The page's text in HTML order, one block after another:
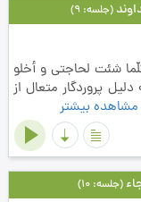
(جلسه: 9)
شئت لحاجتي و أخلو
لأخلف رجائي 1 به چه دليل پروردگار متعال از
مشاهده بیشتر
(جلسه: 10)